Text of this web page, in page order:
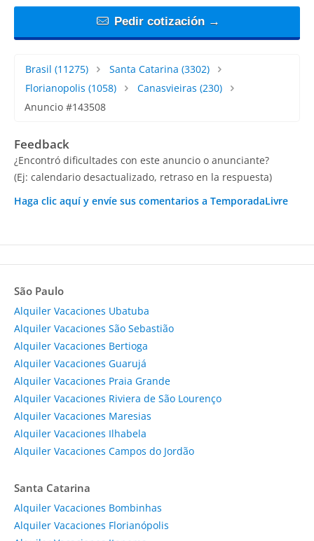
Pedir cotización →
Brasil (11275) Santa Catarina (3302)
Florianopolis (1058) Canasvieiras (230)
Anuncio #143508
Feedback
¿Encontró dificultades con este anuncio o anunciante?
(Ej: calendario desactualizado, retraso en la respuesta)
Haga clic aquí y envíe sus comentarios a TemporadaLivre
São Paulo
Alquiler Vacaciones Ubatuba
Alquiler Vacaciones São Sebastião
Alquiler Vacaciones Bertioga
Alquiler Vacaciones Guarujá
Alquiler Vacaciones Praia Grande
Alquiler Vacaciones Riviera de São Lourenço
Alquiler Vacaciones Maresias
Alquiler Vacaciones Ilhabela
Alquiler Vacaciones Campos do Jordão
Santa Catarina
Alquiler Vacaciones Bombinhas
Alquiler Vacaciones Florianópolis